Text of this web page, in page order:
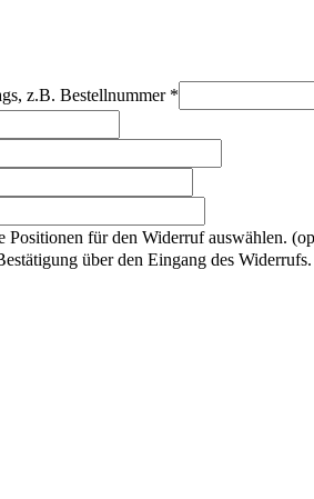
z.B. Bestellnummer *
Positionen für den Widerruf auswählen.
über den Eingang des